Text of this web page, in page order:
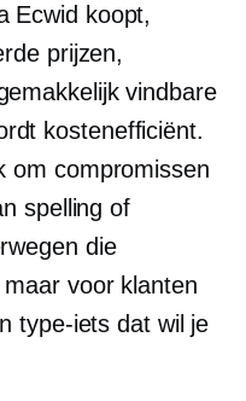
Ecwid koopt,
prijzen,
vindbare
kostenefficiënt.
om compromissen
spelling of
die
voor klanten
type-iets dat wil je